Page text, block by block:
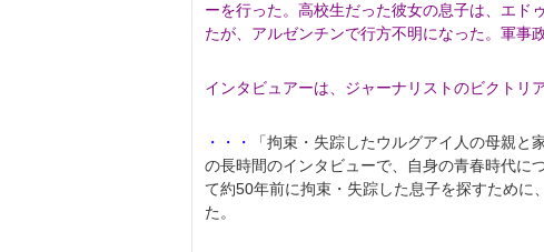
ーを行った。高校生だった彼女の息子は、エド
たが、アルゼンチンで行方不明になった。軍事
インタビュアーは、ジャーナリストのビクトリ
・・・
「拘束・失踪したウルグアイ人の母親
の長時間のインタビューで、自身の青春時代に
て約50年前に拘束・失踪した息子を探すため
た。